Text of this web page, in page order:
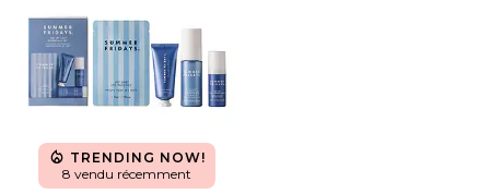
TRENDING NOW!
8 vendu récemment